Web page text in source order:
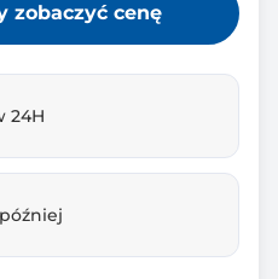
zobaczyć cenę
24H